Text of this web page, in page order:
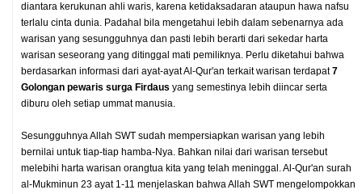
diantara kerukunan ahli waris, karena ketidaksadaran ataupun hawa nafsu
terlalu cinta dunia. Padahal bila mengetahui lebih dalam sebenarnya ada
warisan yang sesungguhnya dan pasti lebih berarti dari sekedar harta
warisan seseorang yang ditinggal mati pemiliknya. Perlu diketahui bahwa
berdasarkan informasi dari ayat-ayat Al-Qur'an terkait warisan terdapat7
Golongan pewaris surga Firdaus yang semestinya lebih diincar serta
diburu oleh setiap ummat manusia.
Sesungguhnya Allah SWT sudah mempersiapkan warisan yang lebih
bernilai untuk tiap-tiap hamba-Nya. Bahkan nilai dari warisan tersebut
melebihi harta warisan orangtua kita yang telah meninggal. Al-Qur'an surah
al-Mukminun 23 ayat 1-11 menjelaskan bahwa Allah SWT mengelompokkan